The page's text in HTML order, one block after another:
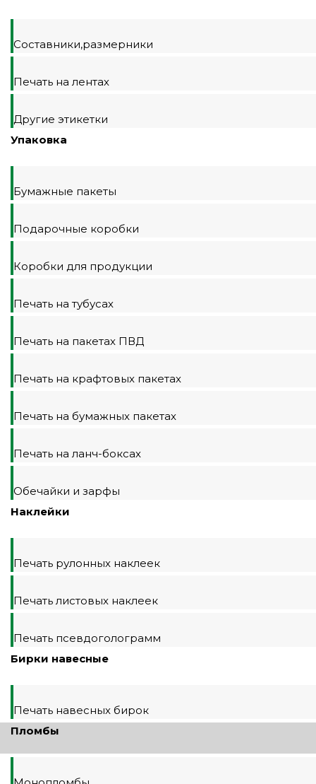
Составники,размерники
Печать на лентах
Другие этикетки
Упаковка
Бумажные пакеты
Подарочные коробки
Коробки для продукции
Печать на тубусах
Печать на пакетах ПВД
Печать на крафтовых пакетах
Печать на бумажных пакетах
Печать на ланч-боксах
Обечайки и зарфы
Наклейки
Печать рулонных наклеек
Печать листовых наклеек
Печать псевдоголограмм
Бирки навесные
Печать навесных бирок
Пломбы